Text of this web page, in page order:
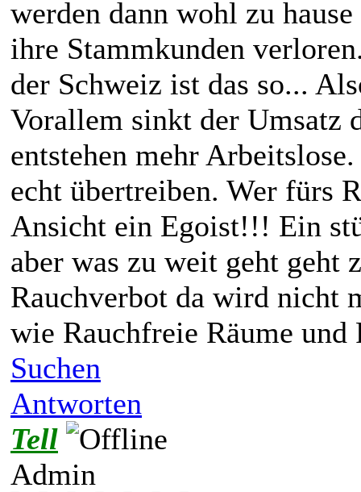
werden dann wohl zu
ihre Stammkunden
der Schweiz ist das so...
Vorallem sinkt der Umsatz
entstehen mehr
echt übertreiben. Wer fürs
Ansicht ein Egoist!!! Ein
aber was zu weit geht geht
Rauchverbot da wird nicht
wie Rauchfreie Räume und
Suchen
Antworten
Tell
Admin